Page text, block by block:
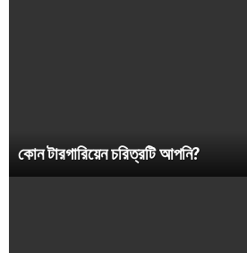
কোন টারগারিয়েন চরিত্রটি আপনি?